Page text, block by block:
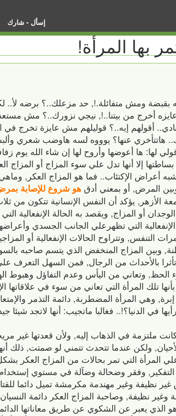
إسأل - شارك
بها المرأة‏!‏
ومش متفائلة‏.!,‏ حد مزعلك‏..‏؟ برضه لأ‏..‏
أخرج من بيتنا‏..!,‏ نيجي نزورك‏..‏؟ مش
أقولهم إيه‏..‏؟ قوليلهم مش عايزة تخرج
هاتتأخري عنها؟ يوووه لسه هاوضب شعري
لها‏:‏ ها أعوضها وأروح لها إن شاء الله يوم
إلا أنها تدل علي سوء المزاج أو المزاج
أعراض الإكتئاب‏..‏ فما هو المزاج العكر‏,‏
المرض‏,‏ أو بمعني أدق هو شروع للإصابة
يؤكد أن النفس الإنسانية تتكون من
أو المزاج‏,‏ ويقصد به الحالة الإنفعالية
التي تظهرعلي الجانب الجسدي
وتتراوح الحالات الإنفعالية أو
وبين المزاج المنخفض الذي يتسم صاحبه
بالأحداث من الرجال‏,‏ فمن السهل التعرف
وتعاني من اليأس وعدم التفاؤل وهبوط
تلك المرأة التي تعاني من سوء في علاقاتها
وهي المرأة المضطربة‏,‏ دائمة التذمر
في الدنيا؟‏!..‏ فغالبا ماتجيب‏:‏ أنها لاتجد شيئا
ملتزمة في الذهاب إليه‏,‏ ولأن قعدتها غير
ولكن عندما تتحدث تتمني لو صمتت‏,‏ ذلك
المرأة التي تمر بحالات من المزاج العكر
وفقر وضحالة وضآلة في مستوي إستخدام
نظيفة وغير مهندمة مكرمشة تميل دائما
نظيفة‏,‏ وصاحبة المزاج العكر دائمة النسيان‏,‏
هو الذي يعبر عن الشكوي عن طريق معاناتها